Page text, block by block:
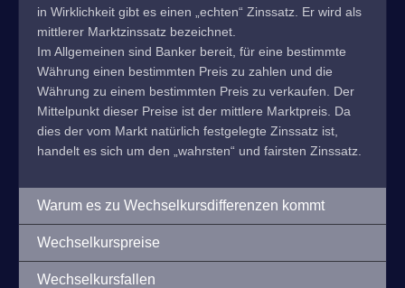
in Wirklichkeit gibt es einen „echten“ Zinssatz. Er wird als
mittlerer Marktzinssatz bezeichnet.
Im Allgemeinen sind Banker bereit, für eine bestimmte
Währung einen bestimmten Preis zu zahlen und die
Währung zu einem bestimmten Preis zu verkaufen. Der
Mittelpunkt dieser Preise ist der mittlere Marktpreis. Da
dies der vom Markt natürlich festgelegte Zinssatz ist,
handelt es sich um den „wahrsten“ und fairsten Zinssatz.
Warum es zu Wechselkursdifferenzen kommt
Wechselkurspreise
Wechselkursfallen